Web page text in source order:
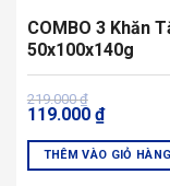
COMBO 3 Khăn
50x100x140g
219.000₫
Giá
gốc
219.000 ₫.
119.000 ₫
Giá
hiện
119.000 ₫.
THÊM VÀO GIỎ HÀNG